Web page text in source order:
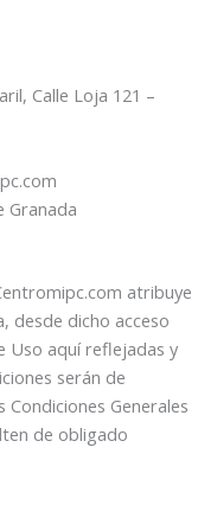
Calle Loja 121 –
Granada
atribuye
desde dicho acceso
Uso aquí reflejadas y
serán de
Generales
de obligado